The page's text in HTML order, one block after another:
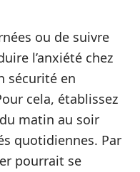
ou de suivre
l’anxiété chez
sécurité en
cela, établissez
matin au soir
quotidiennes. Par
pourrait se